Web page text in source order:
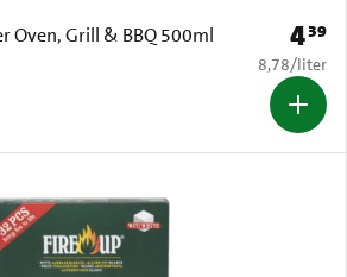
Oven, Grill & BBQ 500ml Prijs:
439
€ 8,78 per
8,78/liter